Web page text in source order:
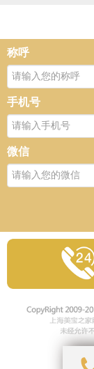
称呼
手机号
微信